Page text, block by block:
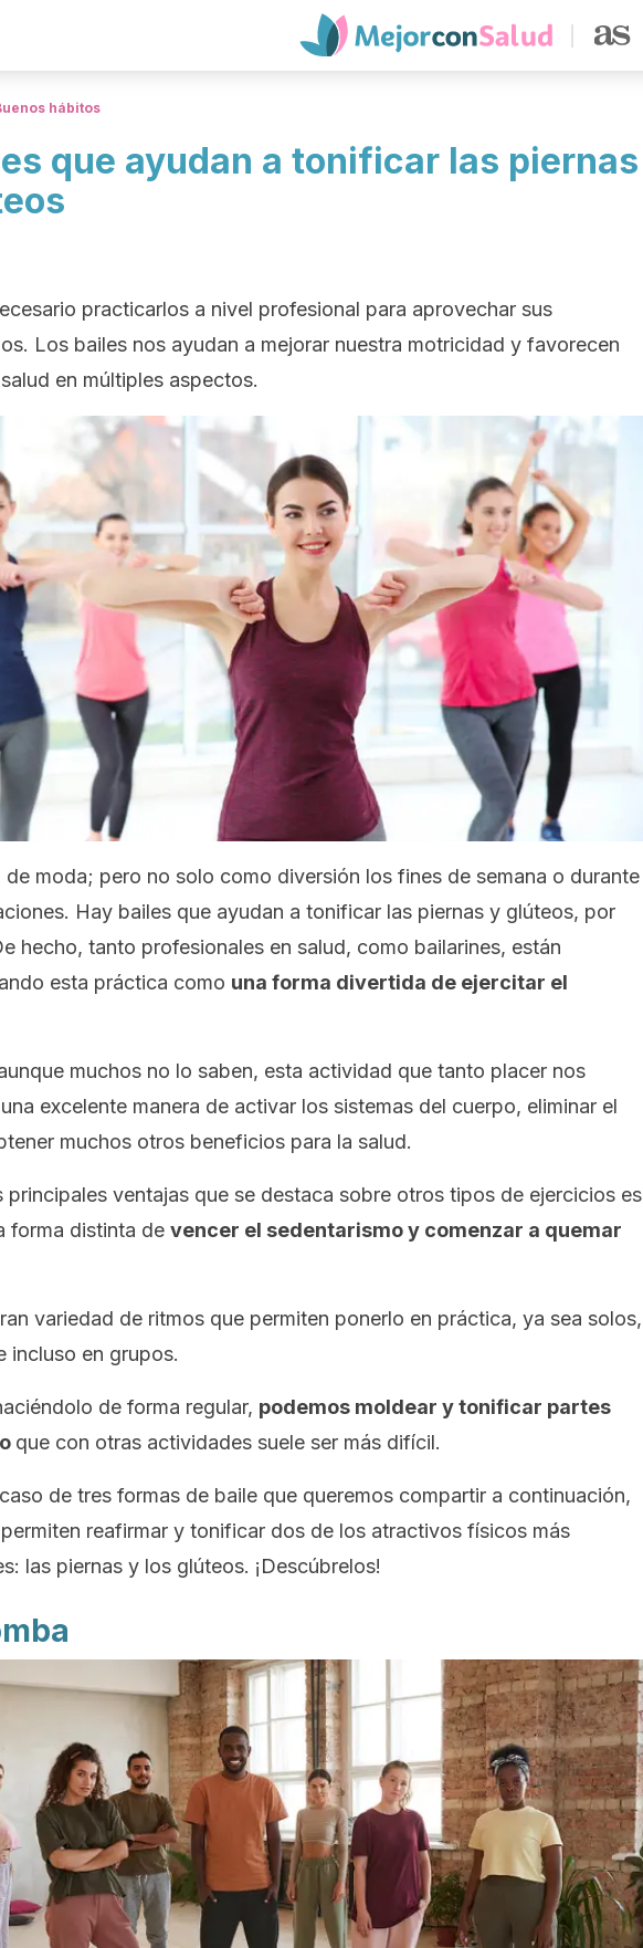
hábitos
que ayudan a tonificar las piernas
practicarlos a nivel profesional para aprovechar sus
Los bailes nos ayudan a mejorar nuestra motricidad y favorecen
en múltiples aspectos.
de moda; pero no solo como diversión los fines de semana o durante
Hay bailes que ayudan a tonificar las piernas y glúteos, por
hecho, tanto profesionales en salud, como bailarines, están
esta práctica como una forma divertida de ejercitar el
muchos no lo saben, esta actividad que tanto placer nos
excelente manera de activar los sistemas del cuerpo, eliminar el
muchos otros beneficios para la salud.
principales ventajas que se destaca sobre otros tipos de ejercicios es
forma distinta de vencer el sedentarismo y comenzar a quemar
variedad de ritmos que permiten ponerlo en práctica, ya sea solos,
incluso en grupos.
de forma regular, podemos moldear y tonificar partes
que con otras actividades suele ser más difícil.
de tres formas de baile que queremos compartir a continuación,
reafirmar y tonificar dos de los atractivos físicos más
las piernas y los glúteos. ¡Descúbrelos!